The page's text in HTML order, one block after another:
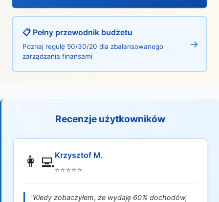
📋 Pełny przewodnik budżetu
Poznaj regułę 50/30/20 dla zbalansowanego
zarządzania finansami
→
Recenzje użytkowników
👩‍💻Krzysztof M.
⭐⭐⭐⭐⭐
"Kiedy zobaczyłem, że wydaję 60% dochodów,